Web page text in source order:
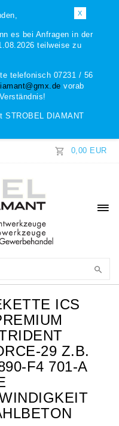
X
es bei Anfragen in der
teilweise zu
telefonisch 07231 / 56
vorab
DIAMANT
0,00 EUR
ICS
29 Z.B.
F4 701-A